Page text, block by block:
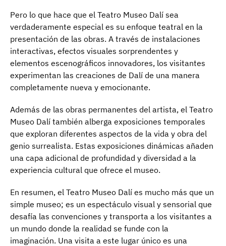
Pero lo que hace que el Teatro Museo Dalí sea
verdaderamente especial es su enfoque teatral en la
presentación de las obras. A través de instalaciones
interactivas, efectos visuales sorprendentes y
elementos escenográficos innovadores, los visitantes
experimentan las creaciones de Dalí de una manera
completamente nueva y emocionante.
Además de las obras permanentes del artista, el Teatro
Museo Dalí también alberga exposiciones temporales
que exploran diferentes aspectos de la vida y obra del
genio surrealista. Estas exposiciones dinámicas añaden
una capa adicional de profundidad y diversidad a la
experiencia cultural que ofrece el museo.
En resumen, el Teatro Museo Dalí es mucho más que un
simple museo; es un espectáculo visual y sensorial que
desafía las convenciones y transporta a los visitantes a
un mundo donde la realidad se funde con la
imaginación. Una visita a este lugar único es una